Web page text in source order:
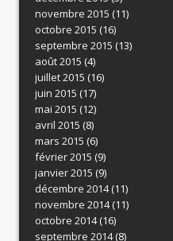
novembre 2015 (11)
octobre 2015 (16)
septembre 2015 (13)
août 2015 (4)
juillet 2015 (16)
juin 2015 (17)
mai 2015 (12)
avril 2015 (8)
mars 2015 (6)
février 2015 (9)
janvier 2015 (9)
décembre 2014(11)
novembre 2014(11)
octobre 2014(16)
septembre 2014(8)